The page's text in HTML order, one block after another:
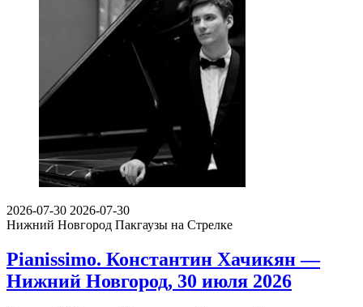
2026-07-30 2026-07-30
Нижний Новгород Пакгаузы на Стрелке
Pianissimo. Константин Хачикян —
Нижний Новгород, 30 июля 2026